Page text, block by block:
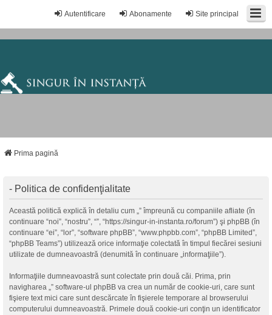
Site principal
Abonamente
Autentificare
Prima pagină
- Politica de confidenţialitate
Această politică explică în detaliu cum „” împreună cu companiile afliate (în
continuare “noi”, “nostru”, “”, “https://singur-in-instanta.ro/forum”) şi phpBB (în
continuare “ei”, “lor”, “software phpBB”, “www.phpbb.com”, “phpBB Limited”,
“phpBB Teams”) utilizează orice informaţie colectată în timpul fiecărei sesiuni
utilizate de dumneavoastră (denumită în continuare „informaţiile”).
Informaţiile dumneavoastră sunt colectate prin două căi. Prima, prin
navigharea „” software-ul phpBB va crea un număr de cookie-uri, care sunt
fişiere text mici care sunt descărcate în fişierele temporare al browserului
computerului dumneavoastră. Primele două cookie-uri conţin un identificator